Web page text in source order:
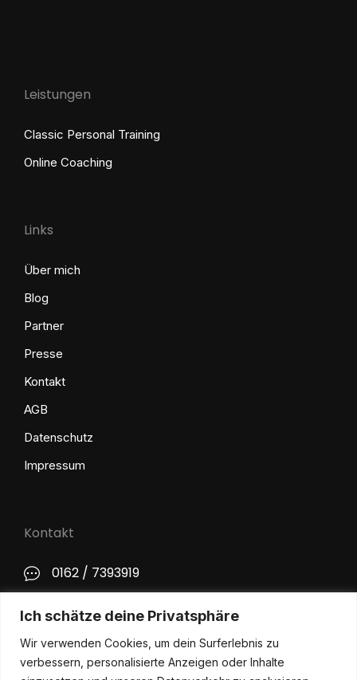
Ich schätze deine Privatsphäre
Wir verwenden Cookies, um dein Surferlebnis zu
verbessern, personalisierte Anzeigen oder Inhalte
Leistungen
Classic Personal Training
Online Coaching
Links
Über mich
Blog
Partner
Presse
Kontakt
AGB
Datenschutz
Impressum
Kontakt
0162 / 7393919
Social Media